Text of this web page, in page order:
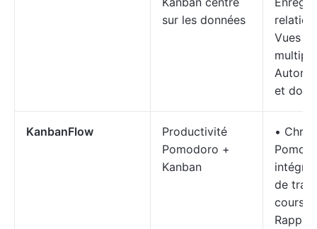
sur les données
Vues
et
KanbanFlow
Productivité
Pomodoro +
Kanban
•
intégré
de
cours